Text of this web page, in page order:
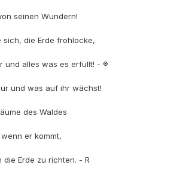
seinen Wundern!
sich, die Erde frohlocke,
und alles was es erfüllt! - ®
und was auf ihr wächst!
des Waldes
er kommt,
die Erde zu richten. - R